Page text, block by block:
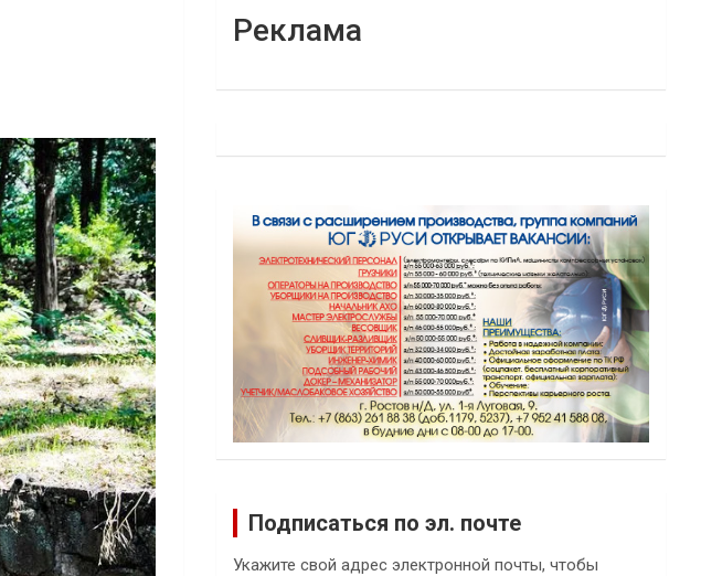
Реклама
Подписаться по эл. почте
Укажите свой адрес электронной почты, чтобы